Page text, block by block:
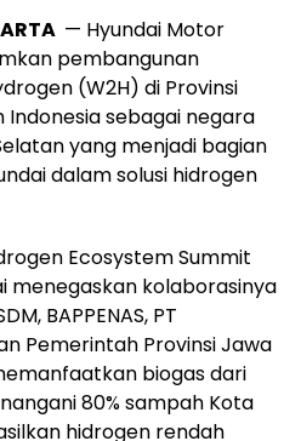
— Hyundai Motor
pembangunan
(W2H) di Provinsi
sebagai negara
yang menjadi bagian
dalam solusi hidrogen
Ecosystem Summit
menegaskan kolaborasinya
BAPPENAS, PT
Pemerintah Provinsi Jawa
biogas dari
80% sampah Kota
hidrogen rendah